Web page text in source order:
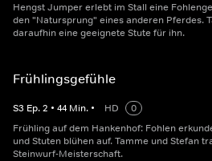
Hengst Jumper erlebt im Stall eine
den "Natursprung" eines anderen Pferdes.
daraufhin eine geeignete Stute für ihn.
Frühlingsgefühle
S3 Ep.2 • 44 Min. • HD
0
Frühling auf dem Hankenhof: Fohlen
und Stuten blühen auf. Tamme und Stefan
Steinwurf-Meisterschaft.